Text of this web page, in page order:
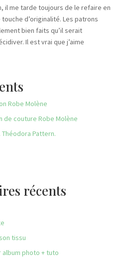
il me tarde toujours de le refaire en
d’originalité. Les patrons
bien faits qu’il serait
Il est vrai que j’aime
Robe Molène
de couture Robe Molène
Pattern.
récents
tissu
album photo + tuto